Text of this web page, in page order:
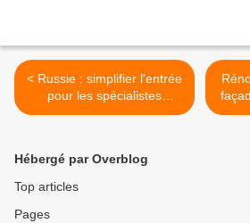
< Russie : simplifier l'entrée
pour les spécialistes
étrangers (Medvedev)
Hébergé par Overblog
Top articles
Pages